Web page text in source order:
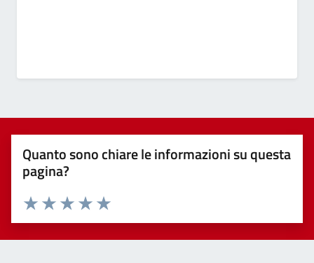
Quanto sono chiare le informazioni su questa
pagina?
Valuta 5 stelle su 5
Valuta 4 stelle su 5
Valuta 3 stelle su 5
Valuta 2 stelle su 5
Valuta 1 stelle su 5